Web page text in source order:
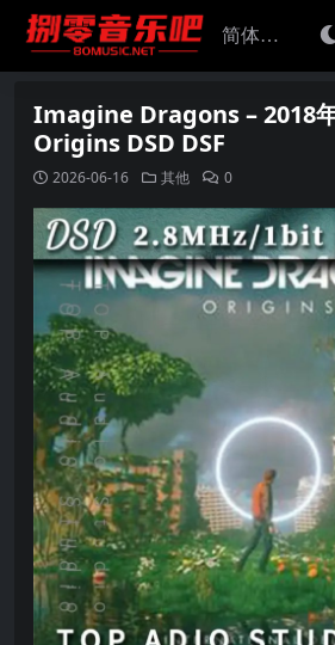
Imagine Dragons – 2018
Origins DSD DSF
2026-06-16 其他 0